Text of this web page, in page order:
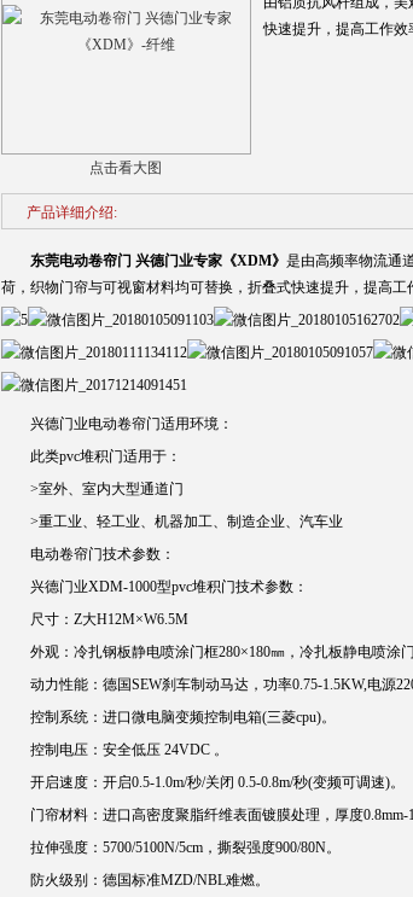
点击看大图
快速提升，提高工作效
产品详细介绍:
东莞电动卷帘门 兴德门业专家《XDM》 是由高频率物流通
荷，织物门帘与可视窗材料均可替换，折叠式快速提升，提高工
兴德门业电动卷帘门适用环境：
此类pvc堆积门适用于：
>室外、室内大型通道门
>重工业、轻工业、机器加工、制造企业、汽车业
电动卷帘门技术参数：
兴德门业XDM-1000型pvc堆积门技术参数：
尺寸：Z大H12M×W6.5M
外观：冷扎钢板静电喷涂门框280×180㎜，冷扎板静电喷涂门
动力性能：德国SEW刹车制动马达，功率0.75-1.5KW,电源
控制系统：进口微电脑变频控制电箱(三菱cpu)。
控制电压：安全低压 24VDC 。
开启速度：开启0.5-1.0m/秒/关闭 0.5-0.8m/秒(变频可调速)。
门帘材料：进口高密度聚脂纤维表面镀膜处理，厚度0.8mm-
拉伸强度：5700/5100N/5cm，撕裂强度900/80N。
防火级别：德国标准MZD/NBL难燃。